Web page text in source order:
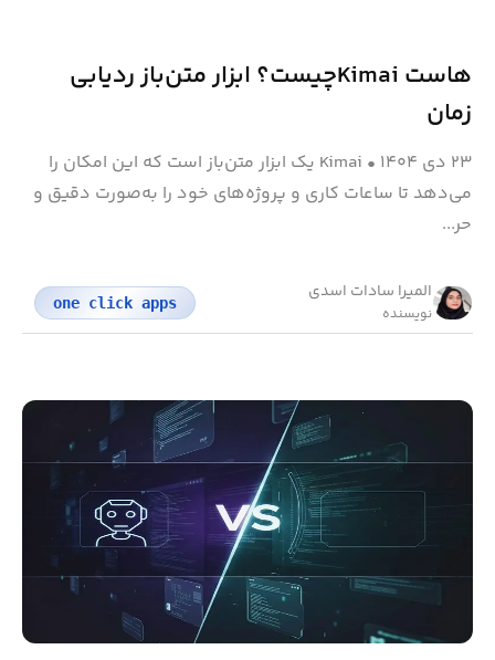
هاست Kimaiچیست؟ ابزار متن‌باز ردیابی
زمان
۲۳ دی ۱۴۰۴ •
Kimai یک ابزار متن‌باز است که این امکان را
می‌دهد تا ساعات کاری و پروژه‌های خود را به‌صورت دقیق و
حر...
المیرا سادات اسدی
نویسنده
one click apps